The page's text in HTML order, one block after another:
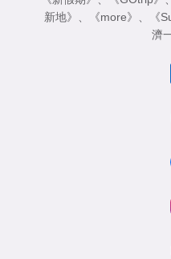
新地》
《more》 《
濟